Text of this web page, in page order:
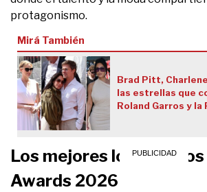
protagonismo.
Mirá También
Brad Pitt,
las estrellas que
Roland Garros y la
Los mejores looks de
Awards 2026